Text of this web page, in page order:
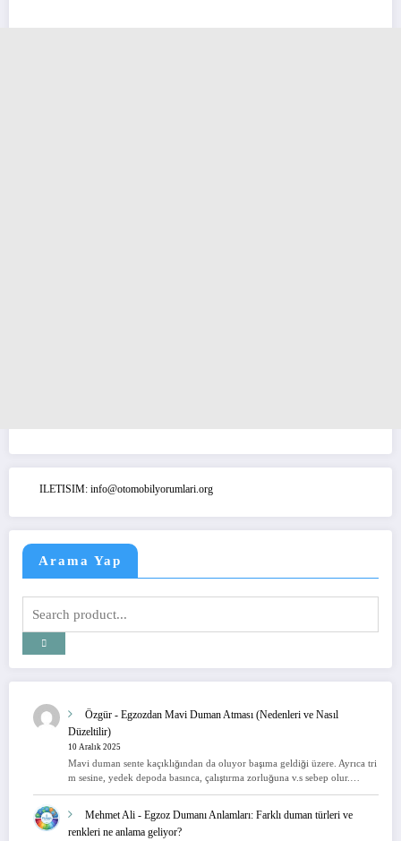
ILETISIM: info@otomobilyorumlari.org
Arama Yap
Özgür - Egzozdan Mavi Duman Atması (Nedenleri ve Nasıl
Düzeltilir)
10 Aralık 2025
Mavi duman sente kaçıklığından da oluyor başıma geldiği üzere. Ayrıca tri
m sesine, yedek depoda basınca, çalıştırma zorluğuna v.s sebep olur.…
Mehmet Ali - Egzoz Dumanı Anlamları: Farklı duman türleri ve
renkleri ne anlama geliyor?